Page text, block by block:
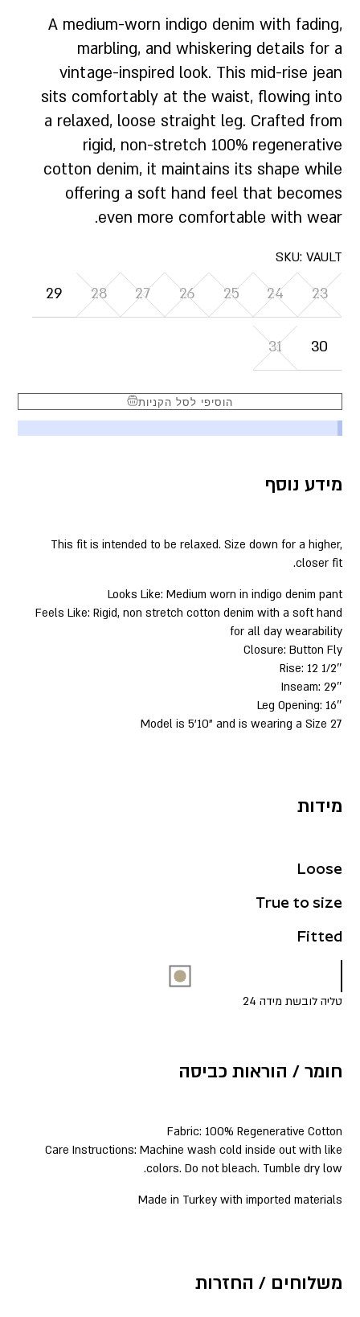
A medium-worn indigo denim with fading,
marbling, and whiskering details for a
vintage-inspired look. This mid-rise jean
sits comfortably at the waist, flowing into
a relaxed, loose straight leg. Crafted from
rigid, non-stretch 100% regenerative
cotton denim, it maintains its shape while
offering a soft hand feel that becomes
even more comfortable with wear.
SKU: VAULT
23
24
25
26
27
28
29
30
31
הוסיפי לסל הקניות
מידע נוסף
This fit is intended to be relaxed. Size down for a higher,
closer fit.
Looks Like: Medium worn in indigo denim pant
Feels Like: Rigid, non stretch cotton denim with a soft hand
for all day wearability
Closure: Button Fly
Rise: 12 1/2″
Inseam: 29″
Leg Opening: 16″
Model is 5’10” and is wearing a Size 27
מידות
Loose
True to size
Fitted
טליה לובשת מידה 24
חומר / הוראות כביסה
Fabric: 100% Regenerative Cotton
Care Instructions: Machine wash cold inside out with like
colors. Do not bleach. Tumble dry low.
Made in Turkey with imported materials
משלוחים / החזרות